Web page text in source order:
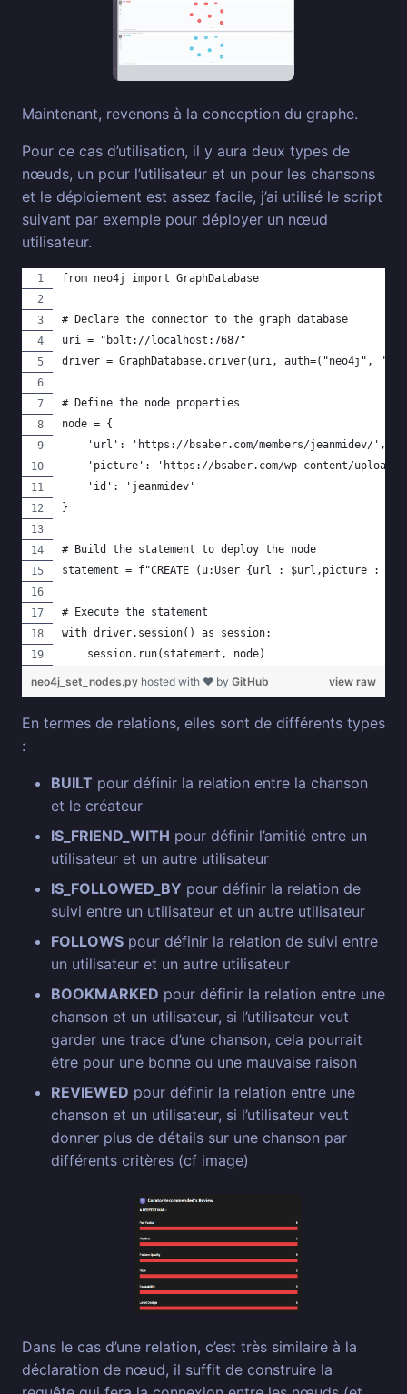
Maintenant, revenons à la conception du graphe.
Pour ce cas d’utilisation, il y aura deux types de
nœuds, un pour l’utilisateur et un pour les chansons
et le déploiement est assez facile, j’ai utilisé le script
suivant par exemple pour déployer un nœud
utilisateur.
from neo4j import GraphDatabase
# Declare the connector to the graph database
uri = "bolt://localhost:7687"
driver = GraphDatabase.driver(uri, auth=("neo4j",
# Define the node properties
node = {
    'url': 'https://bsaber.com/members/jeanmidev/',
'picture': 'https://bsaber.com/wp-content/
    'id': 'jeanmidev'
}
# Build the statement to deploy the node
statement = f"CREATE (u:User {url : $url,picture :
# Execute the statement
with driver.session() as session:
    session.run(statement, node)
view raw
neo4j_set_nodes.py hosted with ❤ by GitHub
En termes de relations, elles sont de différents types
:
BUILT pour définir la relation entre la chanson
et le créateur
IS_FRIEND_WITH pour définir l’amitié entre un
utilisateur et un autre utilisateur
IS_FOLLOWED_BY pour définir la relation de
suivi entre un utilisateur et un autre utilisateur
FOLLOWS pour définir la relation de suivi entre
un utilisateur et un autre utilisateur
BOOKMARKED pour définir la relation entre une
chanson et un utilisateur, si l’utilisateur veut
garder une trace d’une chanson, cela pourrait
être pour une bonne ou une mauvaise raison
REVIEWED pour définir la relation entre une
chanson et un utilisateur, si l’utilisateur veut
donner plus de détails sur une chanson par
différents critères (cf image)
Dans le cas d’une relation, c’est très similaire à la
déclaration de nœud, il suffit de construire la